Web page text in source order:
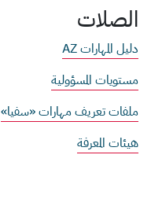
الصلات
دليل المهارات AZ
مستويات المسؤولية
ملفات تعريف مهارات «سفيا»
هيئات المعرفة